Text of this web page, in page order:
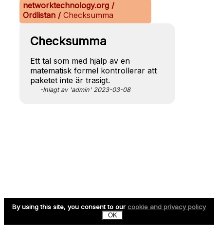
networktechnology.org /
Ordlistan /Checksumma
Checksumma
Ett tal som med hjälp av en
matematisk formel kontrollerar att
paketet inte är trasigt.
-Inlagt av 'admin' 2023-03-08
By using this site, you consent to our cookie and privacy policy